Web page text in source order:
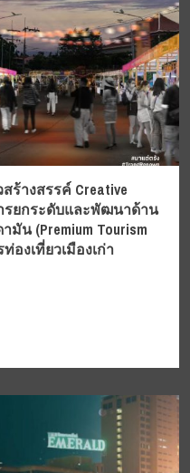
ร้างสรรค์ Creative
รยกระดับและพัฒนาด้าน
น (Premium Tourism
องเที่ยวเมืองเก่า